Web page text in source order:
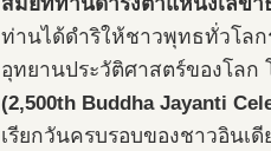
ท่านได้ดำริให้ชาวพุทธทั่วโล
อุทยานประวัติศาสตร์ของโลก
(2,500th Buddha Jayanti
เรียกวันครบรอบของชาวอินเ